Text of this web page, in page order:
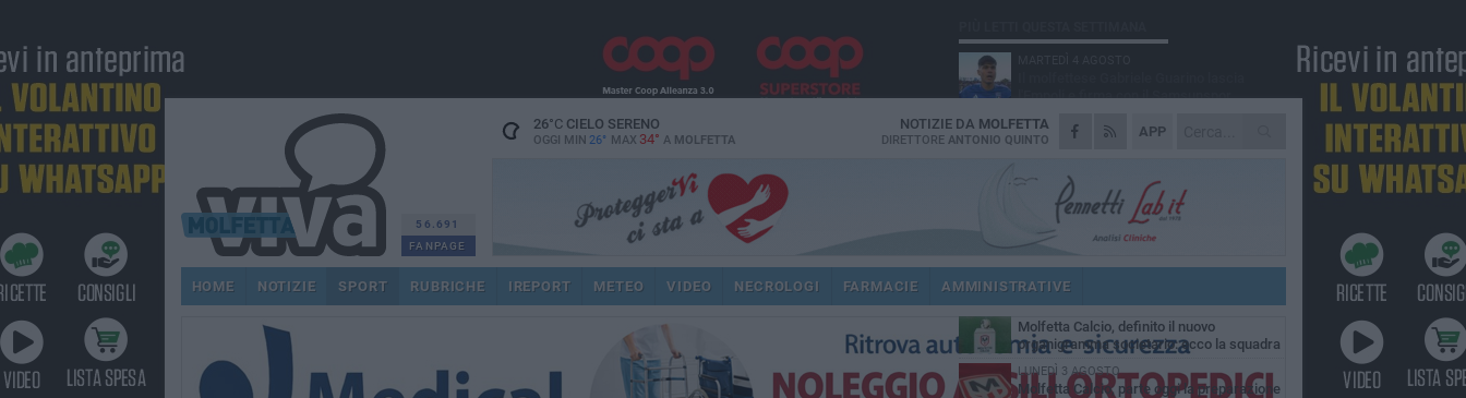
56.691
FANPAGE
26°CCIELO SERENO
OGGI MIN 26° MAX 34° A MOLFETTA
APP
NOTIZIE DA MOLFETTA
DIRETTORE ANTONIO QUINTO
HOME NOTIZIE SPORT RUBRICHE IREPORT METEO VIDEO NECROLOGI FARMACIE AMMINISTRATIVE
l'Empoli e firma con il Samsunspor
LUNEDÌ 3 AGOSTO
Palazzetto Giovanni Panunzio: dove lo
eccellenza
DOMENICA 2 AGOSTO
Tennistavolo, il molfettese Roberto
Minervini riparte da Otranto
SABATO 1 AGOSTO
Molfetta Sportiva in Promozione
nonostante il record negativo di
MARTEDÌ 4 AGOSTO
Molfetta Calcio, definito il nuovo
organigramma societario: ecco la squadra
dirigenziale
LUNEDÌ 3 AGOSTO
Molfetta Calcio, parte oggi la preparazione